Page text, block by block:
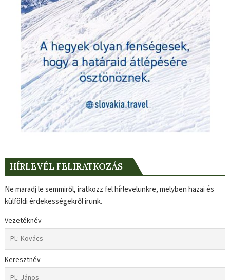
HÍRLEVÉL FELIRATKOZÁS
Ne maradj le semmiről, iratkozz fel hírlevelünkre, melyben hazai és
külföldi érdekességekről írunk.
Vezetéknév
Keresztnév